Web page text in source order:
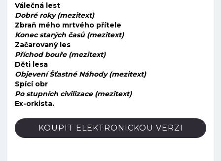
Válečná lest
Dobré roky (mezitext)
Zbraň mého mrtvého přítele
Konec starých časů (mezitext)
Začarovaný les
Příchod bouře (mezitext)
Děti lesa
Objevení Šťastné Náhody (mezitext)
Spící obr
Po stupních civilizace (mezitext)
Ex-orkista.
KOUPIT ELEKTRONICKOU VERZI